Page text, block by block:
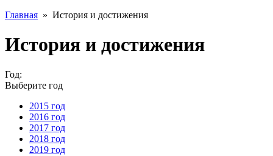
Главная » История и достижения
История и достижения
Год:
Выберите год
2015 год
2016 год
2017 год
2018 год
2019 год